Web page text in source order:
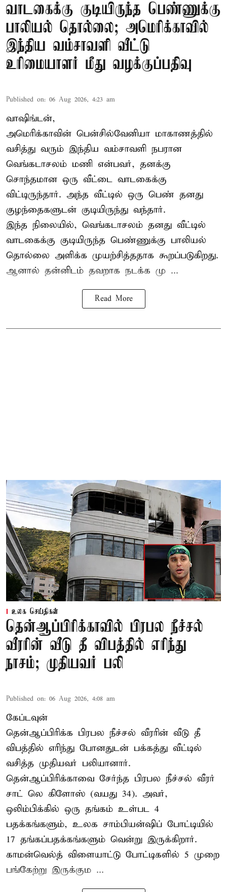
வாடகைக்கு குடியிருந்த பெண்ணுக்கு
பாலியல் தொல்லை; அமெரிக்காவில்
இந்திய வம்சாவளி வீட்டு
உரிமையாளர் மீது வழக்குப்பதிவு
Published on: 06 Aug 2026, 4:23 am
வாஷிங்டன்,
அமெரிக்காவின் பென்சில்வேனியா மாகாணத்தில்
வசித்து வரும் இந்திய வம்சாவளி நபரான
வெங்கடாசலம் மணி என்பவர், தனக்கு
சொந்தமான ஒரு வீட்டை வாடகைக்கு
விட்டிருந்தார். அந்த வீட்டில் ஒரு பெண் தனது
குழந்தைகளுடன் குடியிருந்து வந்தார்.
இந்த நிலையில், வெங்கடாசலம் தனது வீட்டில்
வாடகைக்கு குடியிருந்த பெண்ணுக்கு பாலியல்
தொல்லை அளிக்க முயற்சித்ததாக கூறப்படுகிறது.
ஆனால் தன்னிடம் தவறாக நடக்க மு ...
Read More
உலக செய்திகள்
தென்ஆப்பிரிக்காவில் பிரபல நீச்சல்
வீரரின் வீடு தீ விபத்தில் எரிந்து
நாசம்; முதியவர் பலி
Published on: 06 Aug 2026, 4:08 am
கேப்டவுன்
தென்ஆப்பிரிக்க பிரபல நீச்சல் வீரரின் வீடு தீ
விபத்தில் எரிந்து போனதுடன் பக்கத்து வீட்டில்
வசித்த முதியவர் பலியானார்.
தென்ஆப்பிரிக்காவை சேர்ந்த பிரபல நீச்சல் வீரர்
சாட் லெ கிளோஸ் (வயது 34). அவர்,
ஒலிம்பிக்கில் ஒரு தங்கம் உள்பட 4
பதக்கங்களும், உலக சாம்பியன்ஷிப் போட்டியில்
17 தங்கப்பதக்கங்களும் வென்று இருக்கிறார்.
காமன்வெல்த் விளையாட்டு போட்டிகளில் 5 முறை
பங்கேற்று இருக்கும ...